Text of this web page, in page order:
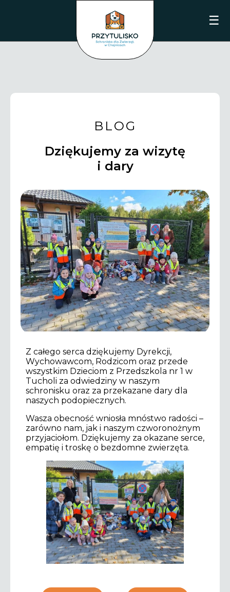
☰
BLOG
Dziękujemy za wizytę
i dary
Z całego serca dziękujemy Dyrekcji,
Wychowawcom, Rodzicom oraz przede
wszystkim Dzieciom z Przedszkola nr 1 w
Tucholi za odwiedziny w naszym
schronisku oraz za przekazane dary dla
naszych podopiecznych.
Wasza obecność wniosła mnóstwo radości –
zarówno nam, jak i naszym czworonożnym
przyjaciołom. Dziękujemy za okazane serce,
empatię i troskę o bezdomne zwierzęta.